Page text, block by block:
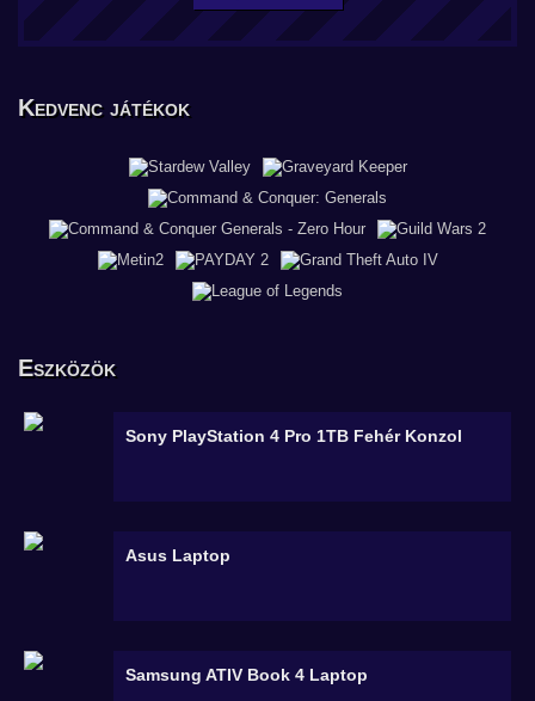
Kedvenc játékok
Eszközök
Sony PlayStation 4 Pro 1TB Fehér Konzol
Asus Laptop
Samsung ATIV Book 4 Laptop